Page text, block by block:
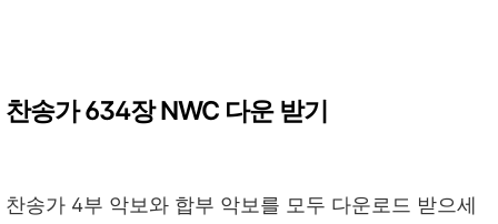
찬송가 634장 NWC 다운 받기
찬송가 4부 악보와 합부 악보를 모두 다운로드 받으세